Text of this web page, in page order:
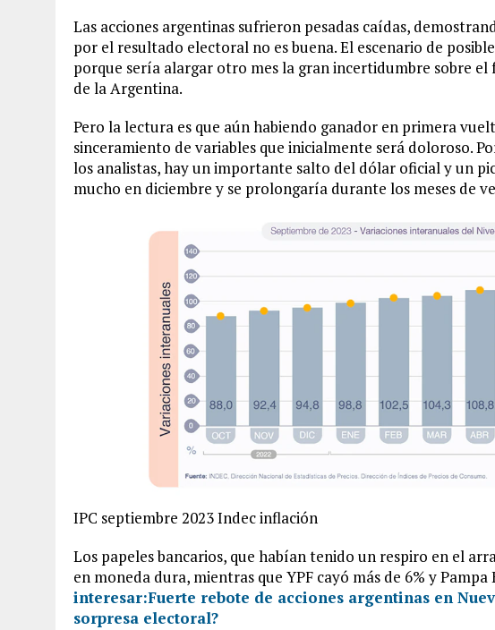
Las acciones argentinas sufrieron pesadas caídas,
por el resultado electoral no es buena. El escenario de
porque sería alargar otro mes la gran incertidumbre sobre
de la Argentina.
Pero la lectura es que aún habiendo ganador en primera
sinceramiento de variables que inicialmente será doloroso.
los analistas, hay un importante salto del dólar oficial y un
mucho en diciembre y se prolongaría durante los meses de
IPC septiembre 2023 Indec inflación
Los papeles bancarios, que habían tenido un respiro en el
en moneda dura, mientras que YPF cayó más de 6% y
interesar:Fuerte rebote de acciones argentinas en
sorpresa electoral?